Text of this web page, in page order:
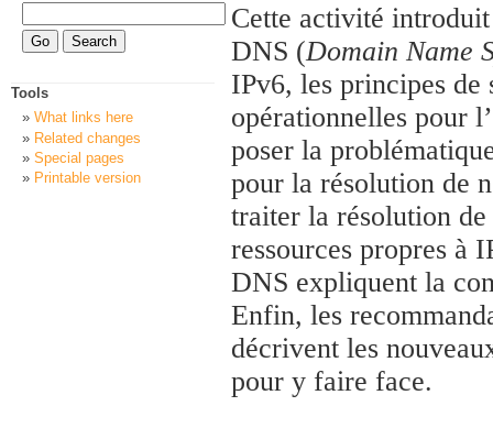
Cette activité
DNS (Domain Name
IPv6, les principes de
opérationnelles pour
poser la
pour la résolution de
traiter la résolution
ressources propres à
DNS expliquent la
Enfin, les
décrivent les
pour y faire face.
Tools
What links here
Related changes
Special pages
Printable version